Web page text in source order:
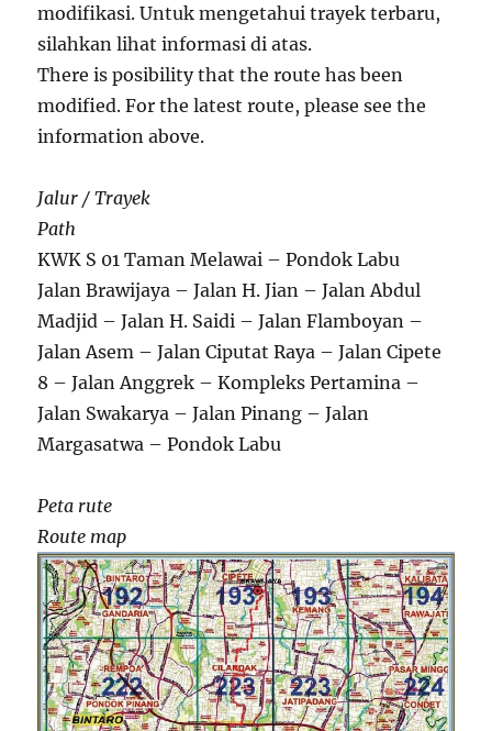
modifikasi. Untuk mengetahui trayek terbaru,
silahkan lihat informasi di atas.
There is posibility that the route has been
modified. For the latest route, please see the
information above.
Jalur / Trayek
Path
KWK S 01 Taman Melawai – Pondok Labu
Jalan Brawijaya – Jalan H. Jian – Jalan Abdul
Madjid – Jalan H. Saidi – Jalan Flamboyan –
Jalan Asem – Jalan Ciputat Raya – Jalan Cipete
8 – Jalan Anggrek – Kompleks Pertamina –
Jalan Swakarya – Jalan Pinang – Jalan
Margasatwa – Pondok Labu
Peta rute
Route map